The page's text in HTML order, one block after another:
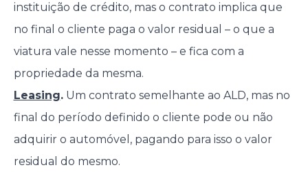
instituição de crédito, mas o contrato implica que
no final o cliente paga o valor residual – o que a
viatura vale nesse momento – e fica com a
propriedade da mesma.
Leasing.Um contrato semelhante ao ALD, mas no
final do período definido o cliente pode ou não
adquirir o automóvel, pagando para isso o valor
residual do mesmo.